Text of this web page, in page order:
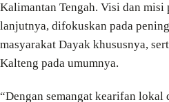
Kalimantan Tengah. Visi dan
lanjutnya, difokuskan pada
masyarakat Dayak khususnya,
Kalteng pada umumnya.
“Dengan semangat kearifan